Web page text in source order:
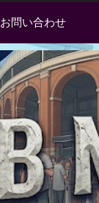
お問い合わせ